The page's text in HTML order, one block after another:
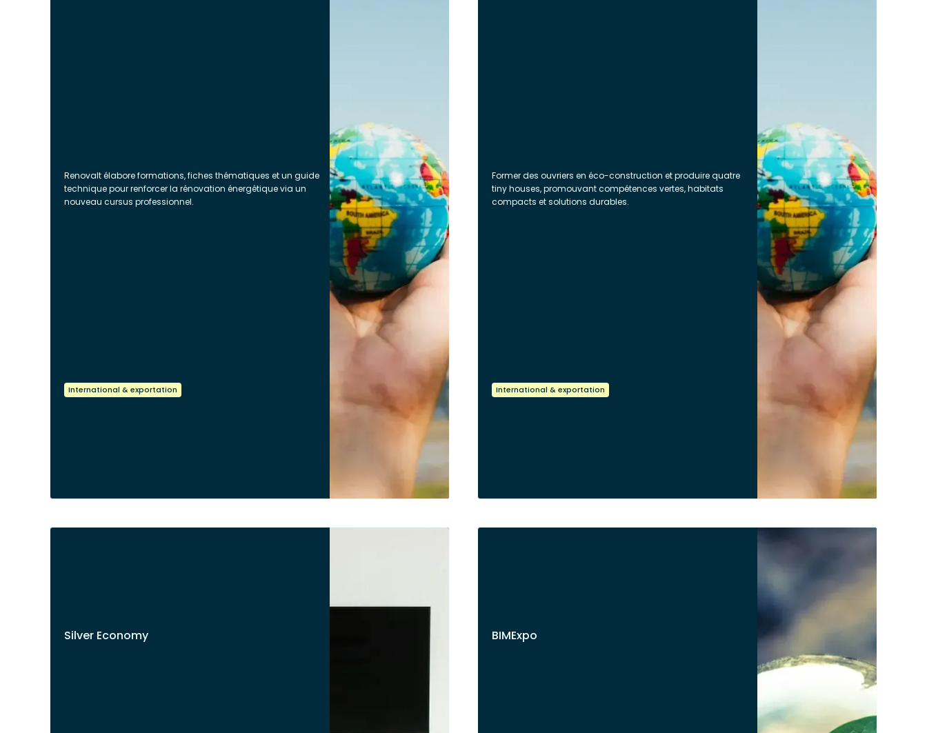
Renovalt élabore formations, fiches thématiques et un guide
technique pour renforcer la rénovation énergétique via un
nouveau cursus professionnel.
International & exportation
Former des ouvriers en éco-construction et produire quatre
tiny houses, promouvant compétences vertes, habitats
compacts et solutions durables.
International & exportation
Silver Economy BIMExpo